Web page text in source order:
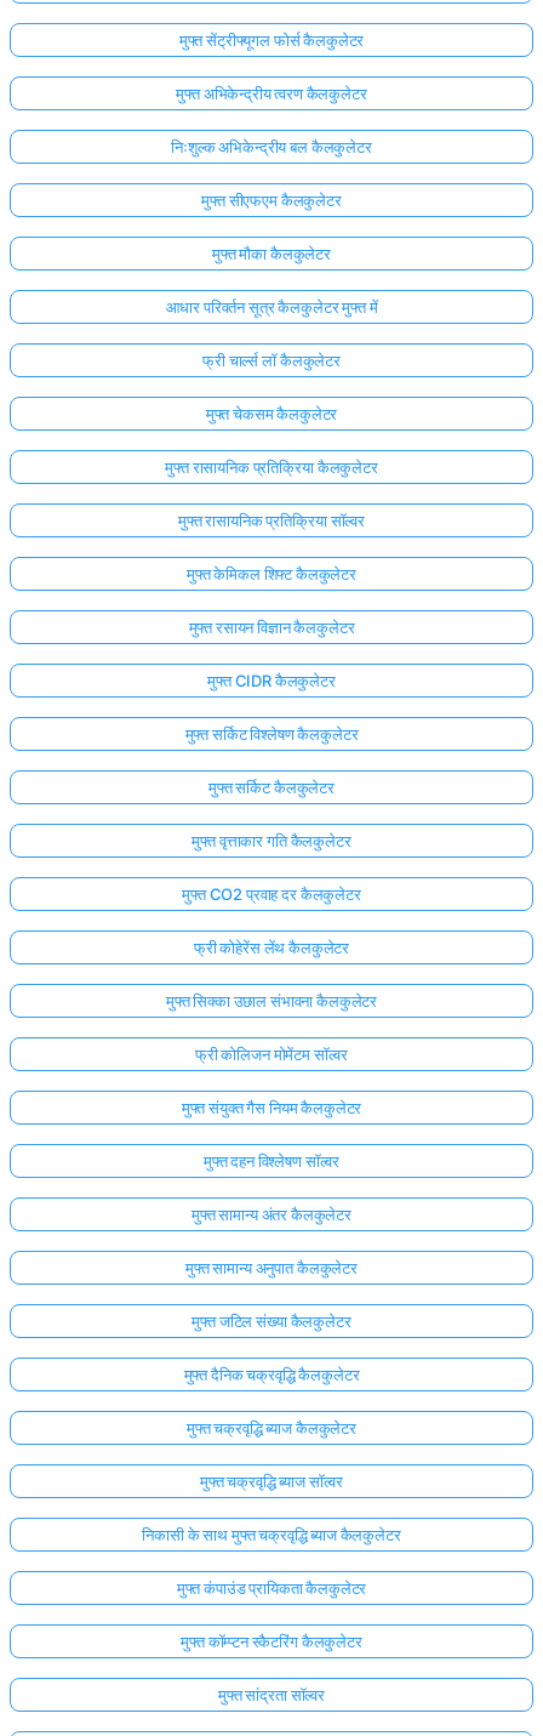
मुफ्त सेंट्रीफ्यूगल फोर्स कैलकुलेटर
मुफ्त अभिकेन्द्रीय त्वरण कैलकुलेटर
निःशुल्क अभिकेन्द्रीय बल कैलकुलेटर
मुफ्त सीएफएम कैलकुलेटर
मुफ्त मौका कैलकुलेटर
आधार परिवर्तन सूत्र कैलकुलेटर मुफ्त में
फ्री चार्ल्स लॉ कैलकुलेटर
मुफ्त चेकसम कैलकुलेटर
मुफ्त रासायनिक प्रतिक्रिया कैलकुलेटर
मुफ्त रासायनिक प्रतिक्रिया सॉल्वर
मुफ्त केमिकल शिफ्ट कैलकुलेटर
मुफ्त रसायन विज्ञान कैलकुलेटर
मुफ्त CIDR कैलकुलेटर
मुफ्त सर्किट विश्लेषण कैलकुलेटर
मुफ्त सर्किट कैलकुलेटर
मुफ्त वृत्ताकार गति कैलकुलेटर
मुफ्त CO2 प्रवाह दर कैलकुलेटर
फ्री कोहेरेंस लेंथ कैलकुलेटर
मुफ्त सिक्का उछाल संभावना कैलकुलेटर
फ्री कोलिजन मोमेंटम सॉल्वर
मुफ्त संयुक्त गैस नियम कैलकुलेटर
मुफ्त दहन विश्लेषण सॉल्वर
मुफ्त सामान्य अंतर कैलकुलेटर
मुफ्त सामान्य अनुपात कैलकुलेटर
मुफ्त जटिल संख्या कैलकुलेटर
मुफ्त दैनिक चक्रवृद्धि कैलकुलेटर
मुफ्त चक्रवृद्धि ब्याज कैलकुलेटर
मुफ्त चक्रवृद्धि ब्याज सॉल्वर
निकासी के साथ मुफ्त चक्रवृद्धि ब्याज कैलकुलेटर
मुफ्त कंपाउंड प्रायिकता कैलकुलेटर
मुफ्त कॉम्प्टन स्कैटरिंग कैलकुलेटर
मुफ्त सांद्रता सॉल्वर